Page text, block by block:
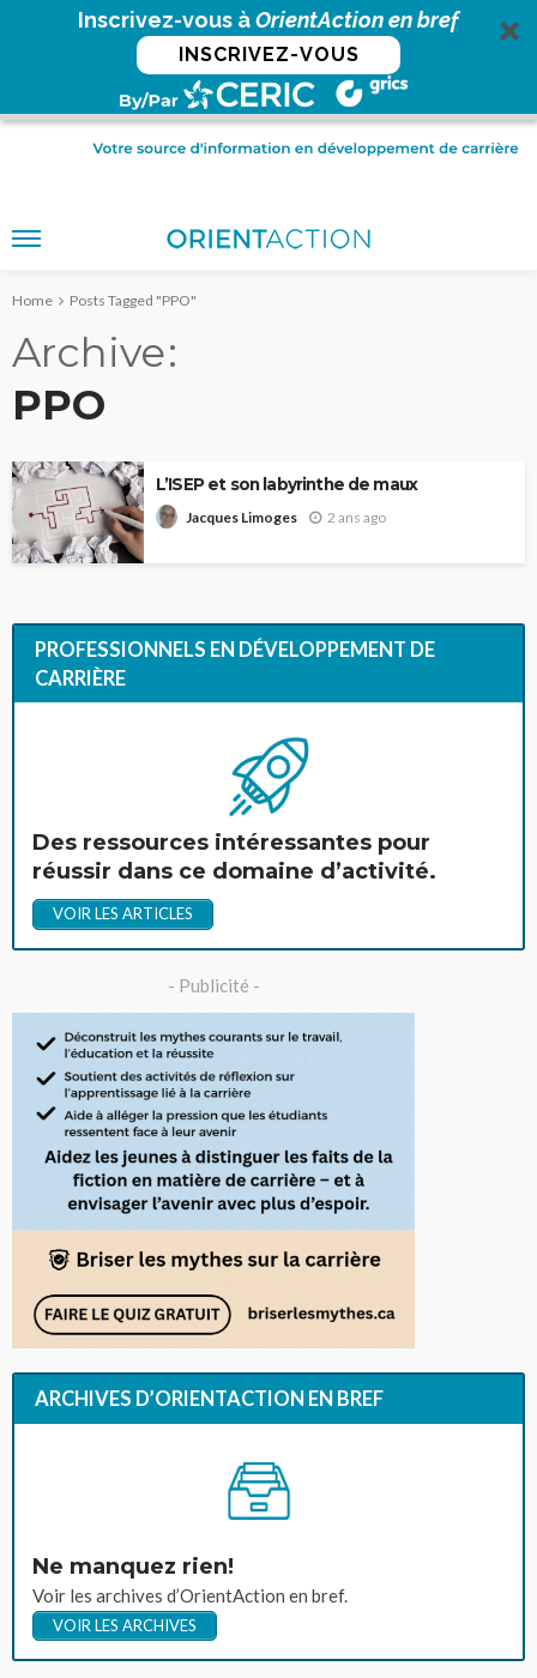
Inscrivez-vous àOrientAction en bref
INSCRIVEZ-VOUS
Home Posts Tagged "PPO"
Archive
PPO
L’ISEP et son labyrinthe de maux
Jacques Limoges 2 ans ago
PROFESSIONNELS EN DÉVELOPPEMENT DE
CARRIÈRE
Des ressources intéressantes pour
réussir dans ce domaine d’activité.
VOIR LES ARTICLES
- Publicité -
ARCHIVES D’ORIENTACTION EN BREF
Ne manquez rien!
Voir les archives d’OrientAction en bref.
VOIR LES ARCHIVES